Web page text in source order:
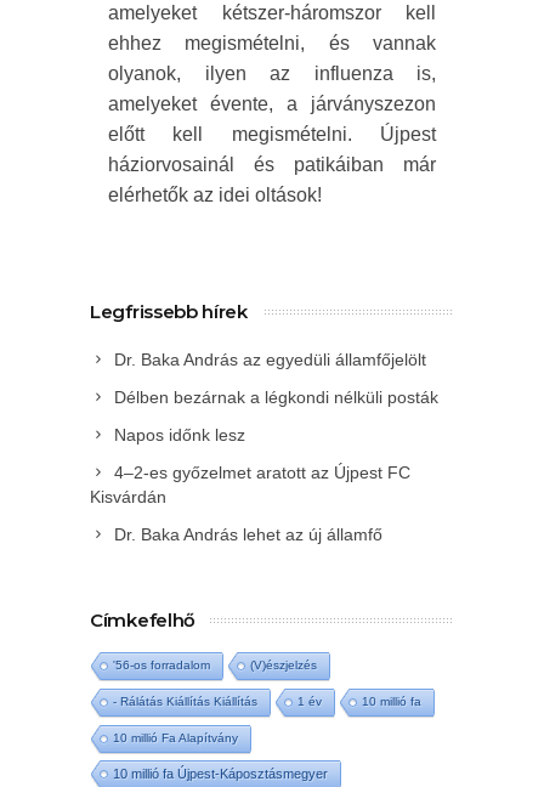
amelyeket kétszer-háromszor kell
ehhez megismételni, és vannak
olyanok, ilyen az influenza is,
amelyeket évente, a járványszezon
előtt kell megismételni. Újpest
háziorvosainál és patikáiban már
elérhetők az idei oltások!
Legfrissebb hírek
Dr. Baka András az egyedüli államfőjelölt
Délben bezárnak a légkondi nélküli posták
Napos időnk lesz
4–2-es győzelmet aratott az Újpest FC
Kisvárdán
Dr. Baka András lehet az új államfő
Címkefelhő
'56-os forradalom (V)észjelzés
- Rálátás Kiállítás Kiállítás 1 év 10 millió fa
10 millió Fa Alapítvány
10 millió fa Újpest-Káposztásmegyer